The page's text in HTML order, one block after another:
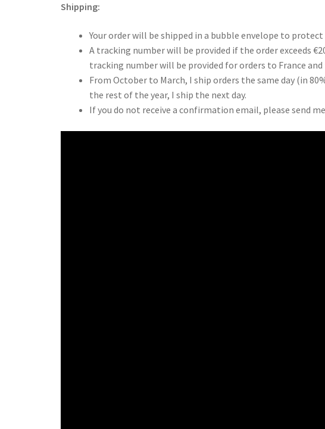
Shipping:
Your order will be shipped in a bubble envelope to
A tracking number will be provided if the order exceeds
tracking number will be provided for orders to France and
From October to March, I ship orders the same day (in
the rest of the year, I ship the next day.
If you do not receive a confirmation email, please send